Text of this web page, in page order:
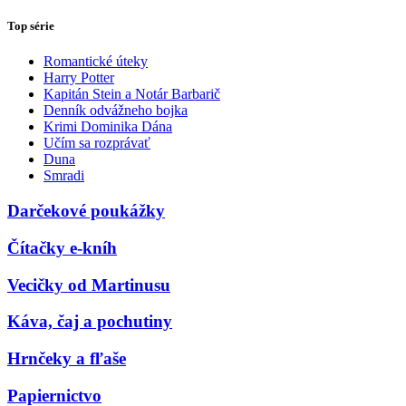
Top série
Romantické úteky
Harry Potter
Kapitán Stein a Notár Barbarič
Denník odvážneho bojka
Krimi Dominika Dána
Učím sa rozprávať
Duna
Smradi
Darčekové poukážky
Čítačky e-kníh
Vecičky od Martinusu
Káva, čaj a pochutiny
Hrnčeky a fľaše
Papiernictvo